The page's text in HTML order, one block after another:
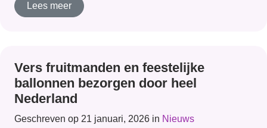
Lees meer
Vers fruitmanden en feestelijke
ballonnen bezorgen door heel
Nederland
Geschreven op 21 januari, 2026 in Nieuws